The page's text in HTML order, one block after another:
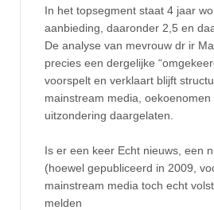
In het topsegment staat 4 jaar
aanbieding, daaronder 2,5 en
De analyse van mevrouw dr ir
precies een dergelijke
voorspelt en verklaart blijft
mainstream media, oekoenomen
uitzondering daargelaten.
Is er een keer Echt nieuws, een
(hoewel gepubliceerd in 2009,
mainstream media toch echt
melden